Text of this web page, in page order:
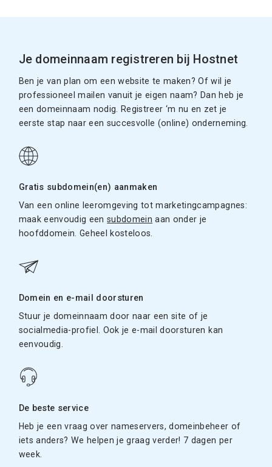
Je domeinnaam registreren bij Hostnet
Ben je van plan om een website te maken? Of wil je
professioneel mailen vanuit je eigen naam? Dan heb je
een domeinnaam nodig. Registreer ‘m nu en zet je
eerste stap naar een succesvolle (online) onderneming.
Gratis subdomein(en) aanmaken
Van een online leeromgeving tot marketingcampagnes:
maak eenvoudig eensubdomein aan onder je
hoofddomein. Geheel kosteloos.
Domein en e-mail doorsturen
Stuur je domeinnaam door naar een site of je
socialmedia-profiel. Ook je e-mail doorsturen kan
eenvoudig.
De beste service
Heb je een vraag over nameservers, domeinbeheer of
iets anders? We helpen je graag verder! 7 dagen per
week.